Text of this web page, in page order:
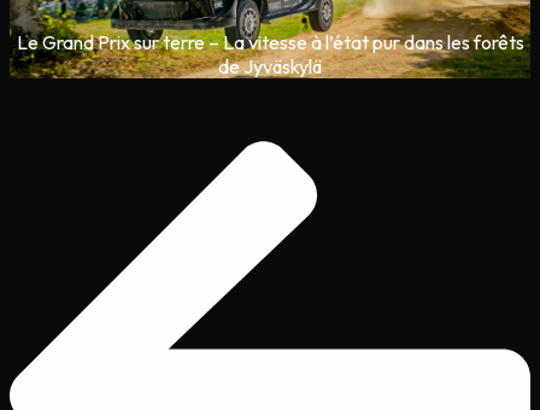
Le Grand Prix sur terre – La vitesse à l’état pur dans les forêts
de Jyväskylä